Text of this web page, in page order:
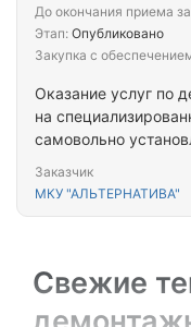
Оказание услуг по
на
самовольно
муниципального
Заказчик
МКУ "АЛЬТЕРНАТИВА"
До окончания приема
Этап: Опубликовано
Закупка с
Свежие